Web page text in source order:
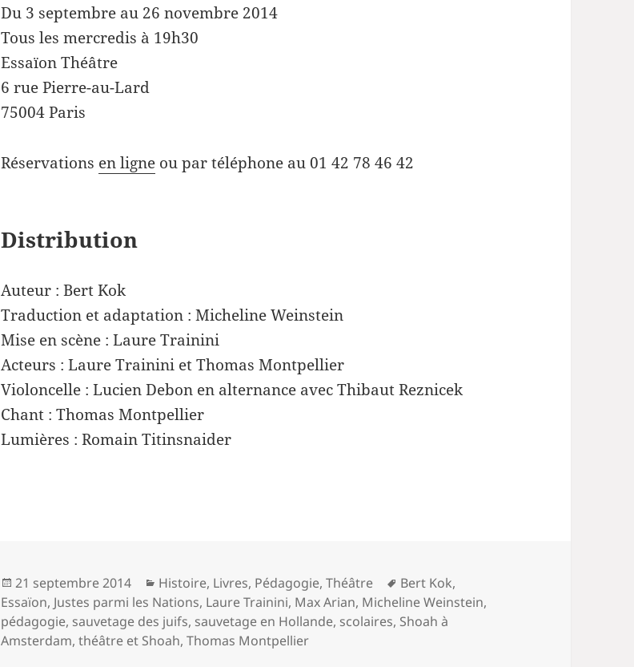
Du 3 septembre au 26 novembre 2014
Tous les mercredis à 19h30
Essaïon Théâtre
6 rue Pierre-au-Lard
75004 Paris
Réservations en ligne ou par téléphone au 01 42 78 46 42
Distribution
Auteur : Bert Kok
Traduction et adaptation : Micheline Weinstein
Mise en scène : Laure Trainini
Acteurs : Laure Trainini et Thomas Montpellier
Violoncelle : Lucien Debon en alternance avec Thibaut Reznicek
Chant : Thomas Montpellier
Lumières : Romain Titinsnaider
Publié
le
21 septembre 2014 Catégories
Histoire, Livres, Pédagogie,Théâtre
Mots-
clés
Bert Kok,
Essaïon, Justes parmi les Nations, Laure Trainini, Max Arian, Micheline Weinstein,
pédagogie, sauvetage des juifs, sauvetage en Hollande, scolaires, Shoah à
Amsterdam,théâtre et Shoah,Thomas Montpellier